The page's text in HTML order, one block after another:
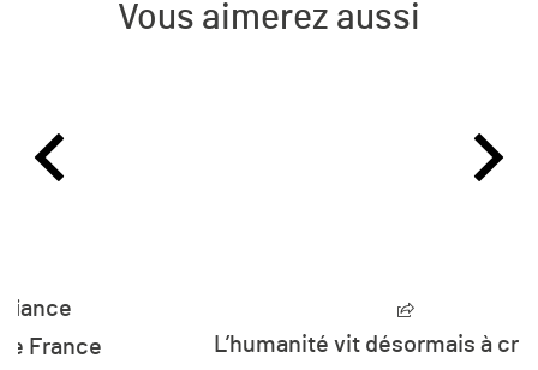
Vous aimerez aussi
L’humanité vit désormais à crédit sur
les ressources de la planète